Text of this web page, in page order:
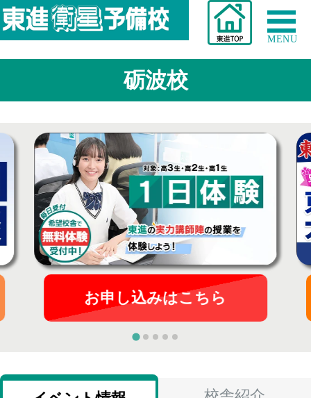
MENU
砺波校
お申し込みはこちら